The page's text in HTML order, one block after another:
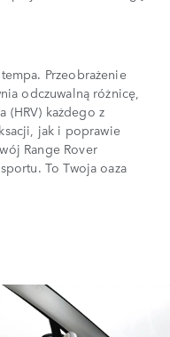
Przeobrażenie
odczuwalną różnicę,
(HRV) każdego z
jak i poprawie
Range Rover
To Twoja oaza